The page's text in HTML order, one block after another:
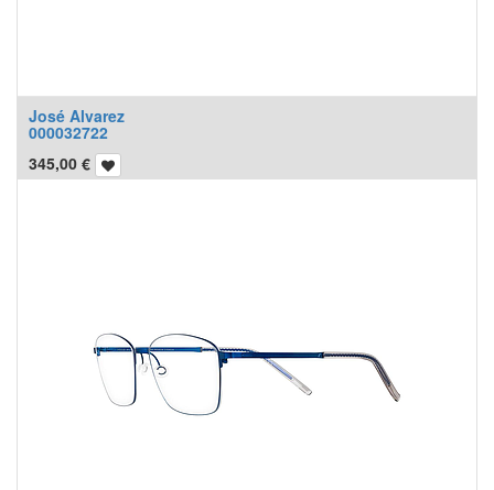
José Alvarez
000032722
345,00 €